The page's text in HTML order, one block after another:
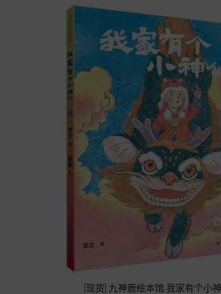
[现货] 九神鹿绘本馆 我家有个小